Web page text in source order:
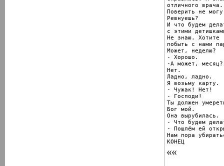
отличного врача.
Поверить не
Ревнуешь?
И что будем
с этими
Не знаю. Хотите
побыть с нами
Может, неделю?
- Хорошо.
-А может, месяц?
Нет.
Ладно, ладно.
Я возьму карту.
- Чужак! Нет!
- Господи!
Ты должен
Бог мой.
Она вырубилась.
- Что будем
- Пошлём ей
Нам пора
КОНЕЦ